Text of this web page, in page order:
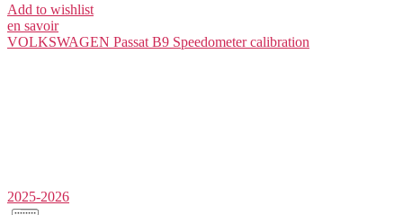
Add to wishlist
en savoir
VOLKSWAGEN Passat B9 Speedometer calibration
2025-2026